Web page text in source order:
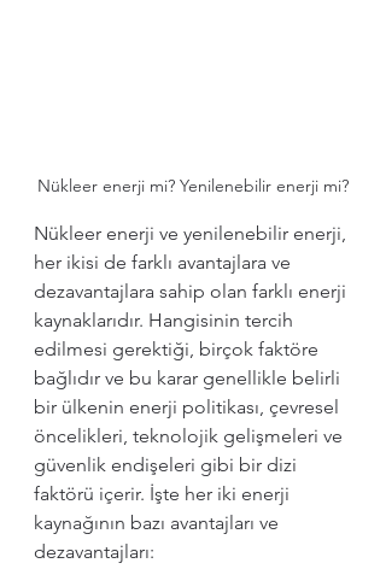
Nükleer enerji mi? Yenilenebilir enerji mi?
Nükleer enerji ve yenilenebilir enerji,
her ikisi de farklı avantajlara ve
dezavantajlara sahip olan farklı enerji
kaynaklarıdır. Hangisinin tercih
edilmesi gerektiği, birçok faktöre
bağlıdır ve bu karar genellikle belirli
bir ülkenin enerji politikası, çevresel
öncelikleri, teknolojik gelişmeleri ve
güvenlik endişeleri gibi bir dizi
faktörü içerir. İşte her iki enerji
kaynağının bazı avantajları ve
dezavantajları: